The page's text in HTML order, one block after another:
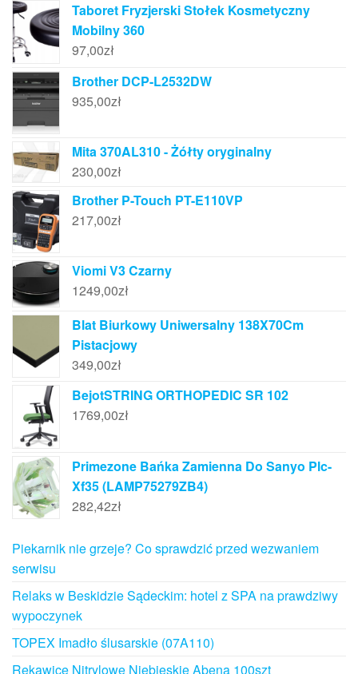
Taboret Fryzjerski Stołek Kosmetyczny
Mobilny 360
97,00zł
Brother DCP-L2532DW
935,00zł
Mita 370AL310 - Żółty oryginalny
230,00zł
Brother P-Touch PT-E110VP
217,00zł
Viomi V3 Czarny
1249,00zł
Blat Biurkowy Uniwersalny 138X70Cm
Pistacjowy
349,00zł
BejotSTRING ORTHOPEDIC SR 102
1769,00zł
Primezone Bańka Zamienna Do Sanyo Plc-
Xf35 (LAMP75279ZB4)
282,42zł
Piekarnik nie grzeje? Co sprawdzić przed wezwaniem
serwisu
Relaks w Beskidzie Sądeckim: hotel z SPA na prawdziwy
wypoczynek
TOPEX Imadło ślusarskie (07A110)
Rękawice Nitrylowe Niebieskie Abena 100szt